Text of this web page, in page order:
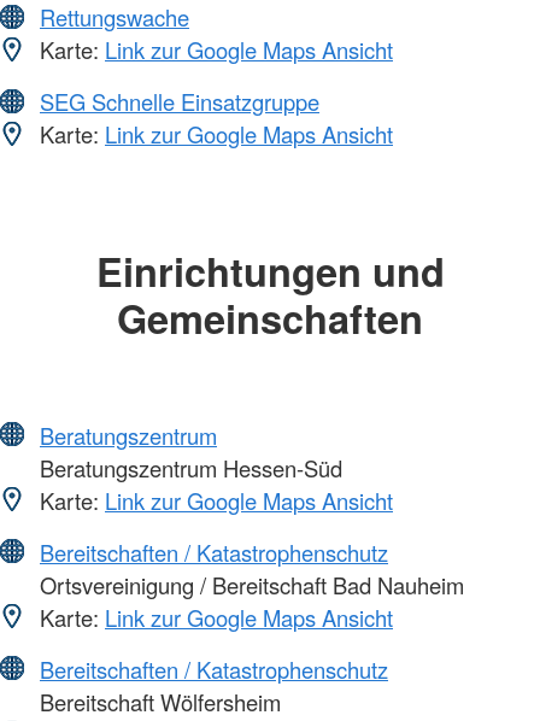
Rettungswache
Karte: Link zur Google Maps Ansicht
SEG Schnelle Einsatzgruppe
Karte: Link zur Google Maps Ansicht
Einrichtungen und
Gemeinschaften
Beratungszentrum
Beratungszentrum Hessen-Süd
Karte: Link zur Google Maps Ansicht
Bereitschaften / Katastrophenschutz
Ortsvereinigung / Bereitschaft Bad Nauheim
Karte: Link zur Google Maps Ansicht
Bereitschaften / Katastrophenschutz
Bereitschaft Wölfersheim